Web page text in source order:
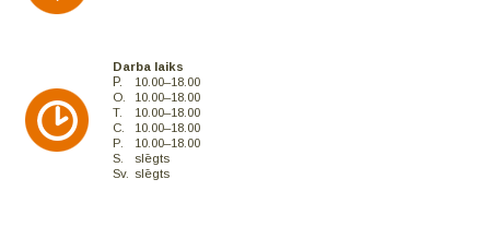
Darba laiks
P.
10.00–18.00
O.
10.00–18.00
T.
10.00–18.00
C.
10.00–18.00
P.
10.00–18.00
S.
slēgts
Sv.
slēgts